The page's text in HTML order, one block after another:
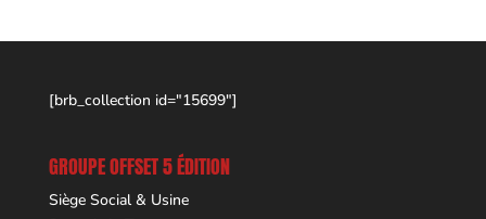
[brb_collection id="15699"]
GROUPE OFFSET 5 ÉDITION
Siège Social & Usine